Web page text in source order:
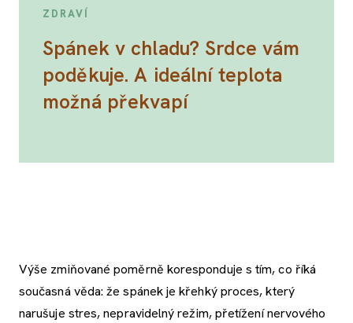
ZDRAVÍ
Spánek v chladu? Srdce vám
poděkuje. A ideální teplota
možná překvapí
Výše zmiňované poměrně koresponduje s tím, co říká
současná věda: že spánek je křehký proces, který
narušuje stres, nepravidelný režim, přetížení nervového